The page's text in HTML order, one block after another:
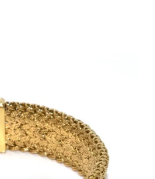
Boucles d'oreilles
Broches & autres